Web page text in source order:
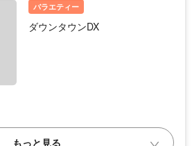
バラエティー
ダウンタウンDX